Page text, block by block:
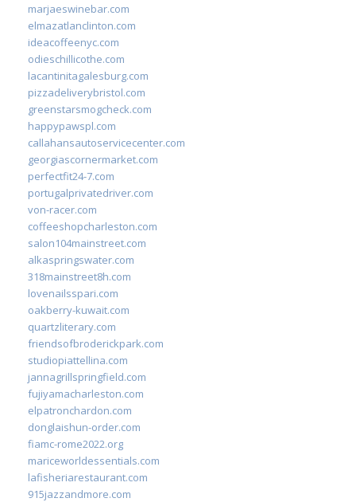
marjaeswinebar.com
elmazatlanclinton.com
ideacoffeenyc.com
odieschillicothe.com
lacantinitagalesburg.com
pizzadeliverybristol.com
greenstarsmogcheck.com
happypawspl.com
callahansautoservicecenter.com
georgiascornermarket.com
perfectfit24-7.com
portugalprivatedriver.com
von-racer.com
coffeeshopcharleston.com
salon104mainstreet.com
alkaspringswater.com
318mainstreet8h.com
lovenailsspari.com
oakberry-kuwait.com
quartzliterary.com
friendsofbroderickpark.com
studiopiattellina.com
jannagrillspringfield.com
fujiyamacharleston.com
elpatronchardon.com
donglaishun-order.com
fiamc-rome2022.org
mariceworldessentials.com
lafisheriarestaurant.com
915jazzandmore.com